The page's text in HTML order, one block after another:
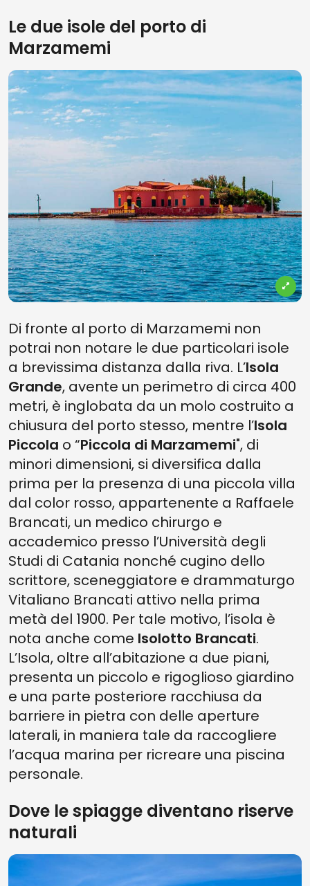
Le due isole del porto di
Marzamemi
Di fronte al porto di Marzamemi non
potrai non notare le due particolari isole
a brevissima distanza dalla riva. L’Isola
Grande, avente un perimetro di circa 400
metri, è inglobata da un molo costruito a
chiusura del porto stesso, mentre l’Isola
Piccola o “Piccola di Marzamemi", di
minori dimensioni, si diversifica dalla
prima per la presenza di una piccola villa
dal color rosso, appartenente a Raffaele
Brancati, un medico chirurgo e
accademico presso l’Università degli
Studi di Catania nonché cugino dello
scrittore, sceneggiatore e drammaturgo
Vitaliano Brancati attivo nella prima
metà del 1900. Per tale motivo, l’isola è
nota anche come Isolotto Brancati.
L’Isola, oltre all’abitazione a due piani,
presenta un piccolo e rigoglioso giardino
e una parte posteriore racchiusa da
barriere in pietra con delle aperture
laterali, in maniera tale da raccogliere
l’acqua marina per ricreare una piscina
personale.
Dove le spiagge diventano riserve
naturali